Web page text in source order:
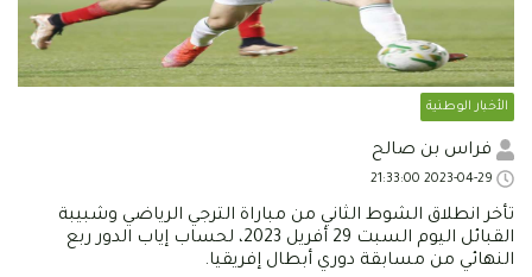
الأخبار الوطنية
فراس بن صالح
تأخر انطلاق الشوط الثاني من مباراة الترجي الرياضي وشبيبة
القبائل اليوم السبت 29 أفريل 2023، لحساب إياب الدور ربع
النهائي من مسابقة دوري أبطال إفريقيا.